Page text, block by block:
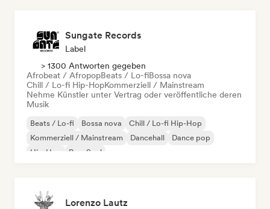
Sungate Records
Label
> 1300 Antworten gegeben
Afrobeat / AfropopBeats / Lo-fiBossa nova
Chill / Lo-fi Hip-HopKommerziell / Mainstream
Nehme Künstler unter Vertrag oder veröffentliche deren
Musik
Beats / Lo-fi Bossa nova
Chill / Lo-fi Hip-Hop
Kommerziell / Mainstream
Dancehall
Dance pop
Hip-Hop
Pop-Soul
Lorenzo Lautz